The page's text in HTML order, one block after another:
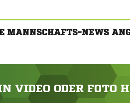
MANNSCHAFTS-NEWS
VIDEO ODER FOTO